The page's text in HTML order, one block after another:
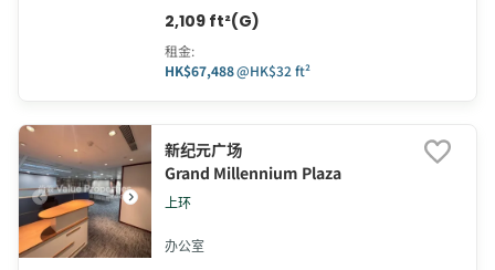
2,109 ft²(G)
租金:
HK$67,488@HK$32 ft²
新纪元广场
Grand Millennium Plaza
上环
办公室